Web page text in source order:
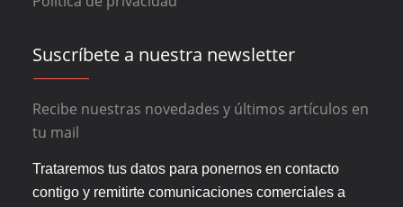
Suscríbete a nuestra newsletter
Recibe nuestras novedades y últimos artículos en
tu mail
Trataremos tus datos para ponernos en contacto
contigo y remitirte comunicaciones comerciales a